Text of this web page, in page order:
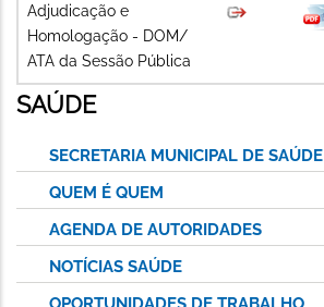
Adjudicação e
Homologação - DOM/
ATA da Sessão Pública
SAÚDE
SECRETARIA MUNICIPAL DE SAÚDE
QUEM É QUEM
AGENDA DE AUTORIDADES
NOTÍCIAS SAÚDE